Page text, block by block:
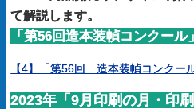
て解説します。
「第56回造本装幀コンクー
【4】「第56回 造本装幀コンクー
2023年「9月印刷の月・印